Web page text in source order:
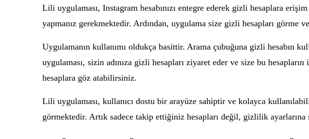
Lili uygulaması, Instagram hesabınızı entegre ederek gizli hesaplara
yapmanız gerekmektedir. Ardından, uygulama size gizli hesapları görme
Uygulamanın kullanımı oldukça basittir. Arama çubuğuna gizli hesabın
uygulaması, sizin adınıza gizli hesapları ziyaret eder ve size bu
hesaplara göz atabilirsiniz.
Lili uygulaması, kullanıcı dostu bir arayüze sahiptir ve kolayca
görmektedir. Artık sadece takip ettiğiniz hesapları değil, gizlilik